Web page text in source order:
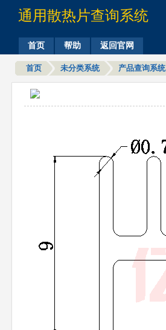
通用散热片查询系统
首页 帮助 返回官网
首页 未分类系统 产品查询系统